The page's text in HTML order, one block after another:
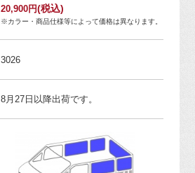
20,900円(税込)
※カラー・商品仕様等によって価格は異なります。
3026
8月27日以降出荷です。